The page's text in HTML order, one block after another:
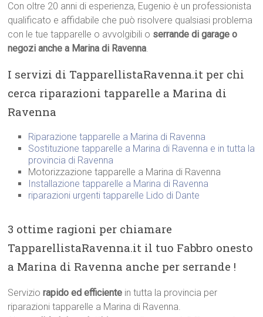
Con oltre 20 anni di esperienza, Eugenio è un professionista
qualificato e affidabile che può risolvere qualsiasi problema
con le tue tapparelle o avvolgibili o serrande di garage o
negozi anche a Marina di Ravenna.
I servizi di TapparellistaRavenna.it per chi
cerca riparazioni tapparelle a Marina di
Ravenna
Riparazione tapparelle a Marina di Ravenna
Sostituzione tapparelle a Marina di Ravenna e in tutta la
provincia di Ravenna
Motorizzazione tapparelle a Marina di Ravenna
Installazione tapparelle a Marina di Ravenna
riparazioni urgenti tapparelle Lido di Dante
3 ottime ragioni per chiamare
TapparellistaRavenna.it il tuo Fabbro onesto
a Marina di Ravenna anche per serrande !
Serviziorapido ed efficiente in tutta la provincia per
riparazioni tapparelle a Marina di Ravenna.